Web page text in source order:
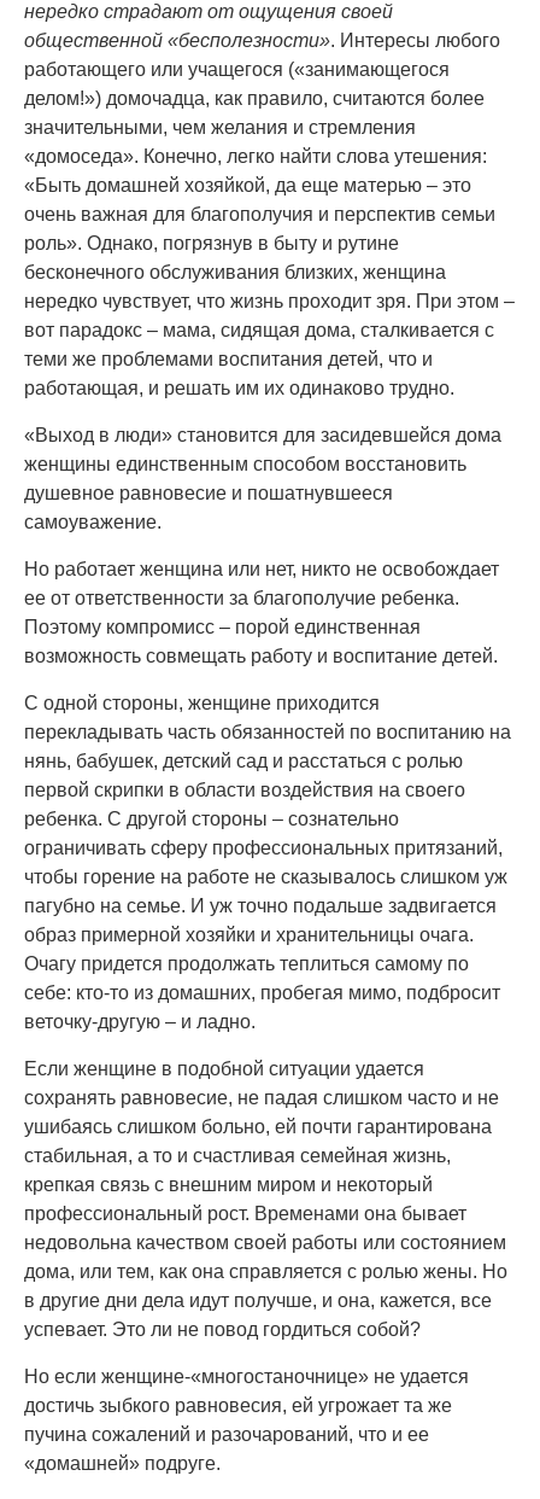
нередко страдают от ощущения своей
общественной «бесполезности». Интересы любого
работающего или учащегося («занимающегося
делом!») домочадца, как правило, считаются более
значительными, чем желания и стремления
«домоседа». Конечно, легко найти слова утешения:
«Быть домашней хозяйкой, да еще матерью – это
очень важная для благополучия и перспектив семьи
роль». Однако, погрязнув в быту и рутине
бесконечного обслуживания близких, женщина
нередко чувствует, что жизнь проходит зря. При этом –
вот парадокс – мама, сидящая дома, сталкивается с
теми же проблемами воспитания детей, что и
работающая, и решать им их одинаково трудно.
«Выход в люди» становится для засидевшейся дома
женщины единственным способом восстановить
душевное равновесие и пошатнувшееся
самоуважение.
Но работает женщина или нет, никто не освобождает
ее от ответственности за благополучие ребенка.
Поэтому компромисс – порой единственная
возможность совмещать работу и воспитание детей.
С одной стороны, женщине приходится
перекладывать часть обязанностей по воспитанию на
нянь, бабушек, детский сад и расстаться с ролью
первой скрипки в области воздействия на своего
ребенка. С другой стороны – сознательно
ограничивать сферу профессиональных притязаний,
чтобы горение на работе не сказывалось слишком уж
пагубно на семье. И уж точно подальше задвигается
образ примерной хозяйки и хранительницы очага.
Очагу придется продолжать теплиться самому по
себе: кто-то из домашних, пробегая мимо, подбросит
веточку-другую – и ладно.
Если женщине в подобной ситуации удается
сохранять равновесие, не падая слишком часто и не
ушибаясь слишком больно, ей почти гарантирована
стабильная, а то и счастливая семейная жизнь,
крепкая связь с внешним миром и некоторый
профессиональный рост. Временами она бывает
недовольна качеством своей работы или состоянием
дома, или тем, как она справляется с ролью жены. Но
в другие дни дела идут получше, и она, кажется, все
успевает. Это ли не повод гордиться собой?
Но если женщине-«многостаночнице» не удается
достичь зыбкого равновесия, ей угрожает та же
пучина сожалений и разочарований, что и ее
«домашней» подруге.